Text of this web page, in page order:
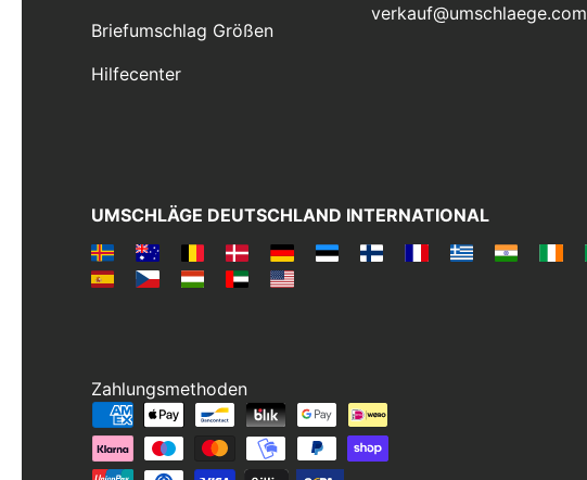
Briefumschlag Größen
Hilfecenter
verkauf@umschlaege.com
UMSCHLÄGE DEUTSCHLAND INTERNATIONAL
Zahlungsmethoden
Zahlungsmethoden